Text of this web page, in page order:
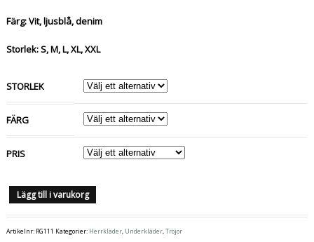
Färg: Vit, ljusblå, denim
Storlek: S, M, L, XL, XXL
STORLEK
FÄRG
PRIS
Lägg till i varukorg
Artikelnr: RG111 Kategorier: Herrkläder, Underkläder,Tröjor